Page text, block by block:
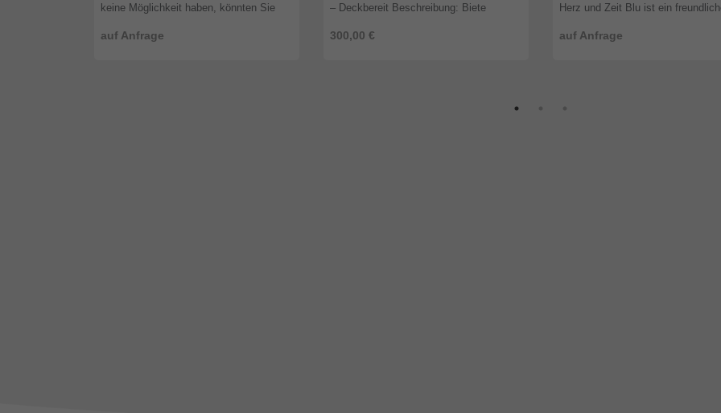
auf Anfrage
keine Möglichkeit haben, könnten Sie
Rückmeldung freue ich mich. ...
300,00 €
– Deckbereit Beschreibung: Biete
Lipperland“ (geboren am 19.02.20 ...
auf Anfrage
Herz und Zeit Blu ist ein
der es liebt zu laufen un ...